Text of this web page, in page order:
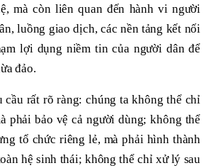
mà còn liên quan đến hành vi người
luồng giao dịch, các nền tảng kết nối
lợi dụng niềm tin của người dân để
đảo.
cầu rất rõ ràng: chúng ta không thể chỉ
phải bảo vệ cả người dùng; không thể
tổ chức riêng lẻ, mà phải hình thành
hệ sinh thái; không thể chỉ xử lý sau